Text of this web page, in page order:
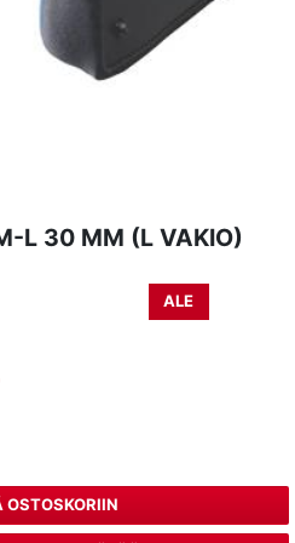
L 30 MM (L VAKIO)
ALE
OSTOSKORIIN